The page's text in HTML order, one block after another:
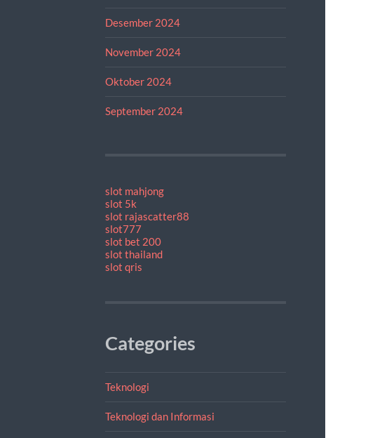
Desember 2024
November 2024
Oktober 2024
September 2024
slot mahjong
slot 5k
slot rajascatter88
slot777
slot bet 200
slot thailand
slot qris
Categories
Teknologi
Teknologi dan Informasi